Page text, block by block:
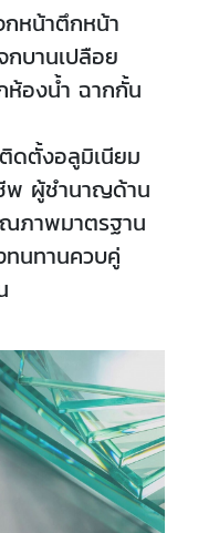
หน้าตึกหน้า
กบานเปลือย
ห้องน้ำ ฉากกั้น
ดตั้งอลูมิเนียม
พ ผู้ชำนาญด้าน
ณภาพมาตรฐาน
ทนทานควบคู่